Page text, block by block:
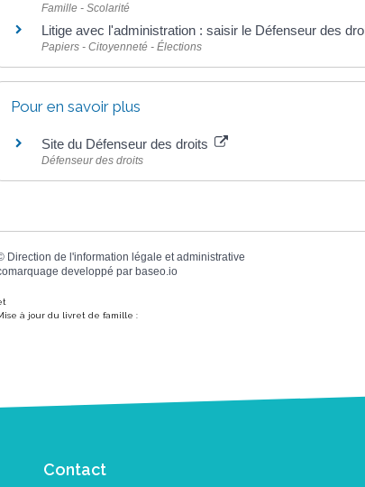
Famille - Scolarité
Litige avec l'administration : saisir le Défenseur des
Papiers - Citoyenneté - Élections
Pour en savoir plus
Site du Défenseur des droits
Défenseur des droits
Direction de l'information légale et administrative
developpé par baseo.io
à jour du livret de famille :
Contact